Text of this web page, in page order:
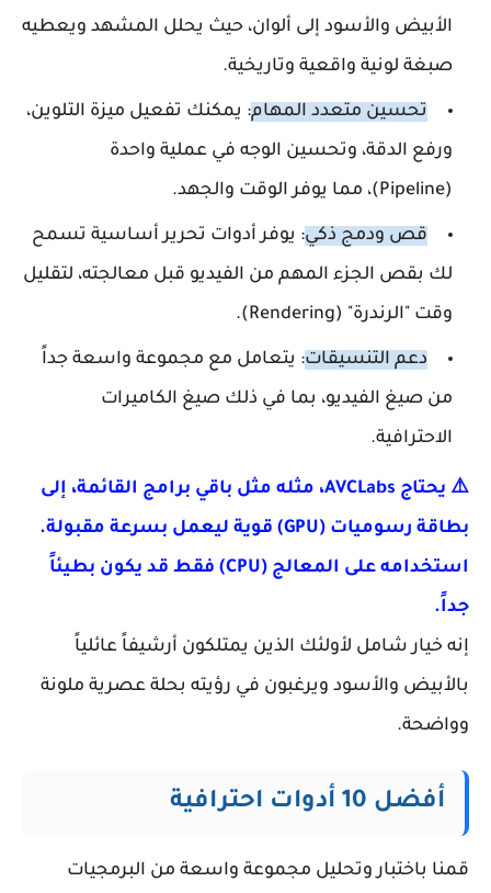
الأبيض والأسود إلى ألوان، حيث يحلل المشهد ويعطيه
صبغة لونية واقعية وتاريخية.
تحسين متعدد المهام: يمكنك تفعيل ميزة التلوين،
ورفع الدقة، وتحسين الوجه في عملية واحدة
(Pipeline)، مما يوفر الوقت والجهد.
قص ودمج ذكي: يوفر أدوات تحرير أساسية تسمح
لك بقص الجزء المهم من الفيديو قبل معالجته، لتقليل
وقت "الرندرة" (Rendering).
دعم التنسيقات: يتعامل مع مجموعة واسعة جداً
من صيغ الفيديو، بما في ذلك صيغ الكاميرات
الاحترافية.
⚠️ يحتاج AVCLabs، مثله مثل باقي برامج القائمة، إلى
بطاقة رسوميات (GPU) قوية ليعمل بسرعة مقبولة.
استخدامه على المعالج (CPU) فقط قد يكون بطيئاً
جداً.
إنه خيار شامل لأولئك الذين يمتلكون أرشيفاً عائلياً
بالأبيض والأسود ويرغبون في رؤيته بحلة عصرية ملونة
وواضحة.
أفضل 10 أدوات احترافية
قمنا باختبار وتحليل مجموعة واسعة من البرمجيات